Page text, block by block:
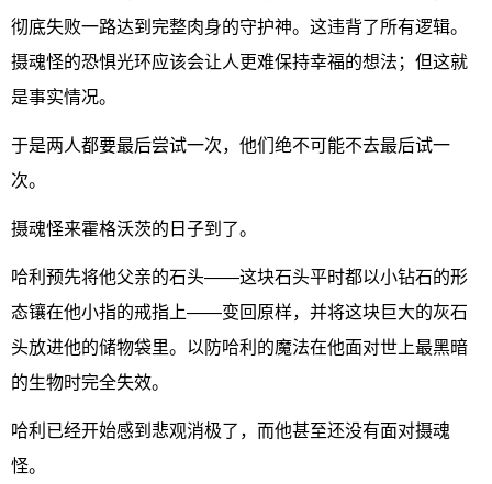
彻底失败一路达到完整肉身的守护神。这违背了所有逻辑。
摄魂怪的恐惧光环应该会让人更难保持幸福的想法；但这就
是事实情况。
于是两人都要最后尝试一次，他们绝不可能不去最后试一
次。
摄魂怪来霍格沃茨的日子到了。
哈利预先将他父亲的石头——这块石头平时都以小钻石的形
态镶在他小指的戒指上——变回原样，并将这块巨大的灰石
头放进他的储物袋里。以防哈利的魔法在他面对世上最黑暗
的生物时完全失效。
哈利已经开始感到悲观消极了，而他甚至还没有面对摄魂
怪。